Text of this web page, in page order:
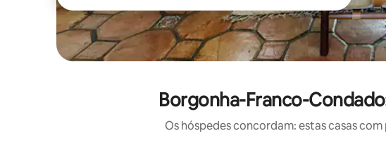
Borgonha-Franco-
Os hóspedes concordam: estas casas